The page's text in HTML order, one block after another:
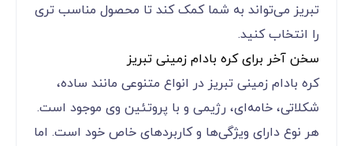
تبریز می‌تواند به شما کمک کند تا محصول مناسب تری
را انتخاب کنید.
سخن آخر برای کره بادام زمینی تبریز
کره بادام زمینی تبریز در انواع متنوعی مانند ساده،
شکلاتی، خامه‌ای، رژیمی و با پروتئین وی موجود است.
هر نوع دارای ویژگی‌ها و کاربردهای خاص خود است. اما